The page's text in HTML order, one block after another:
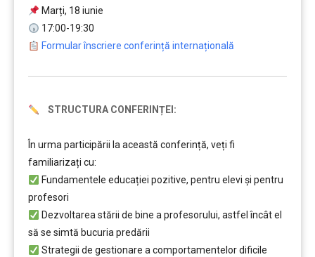
Marți, 18 iunie
17:00-19:30
Formular înscriere conferință internațională
STRUCTURA CONFERINȚEI:
În urma participării la această conferință, veți fi
familiarizați cu:
Fundamentele educației pozitive, pentru elevi și pentru
profesori
Dezvoltarea stării de bine a profesorului, astfel încât el
să se simtă bucuria predării
Strategii de gestionare a comportamentelor dificile